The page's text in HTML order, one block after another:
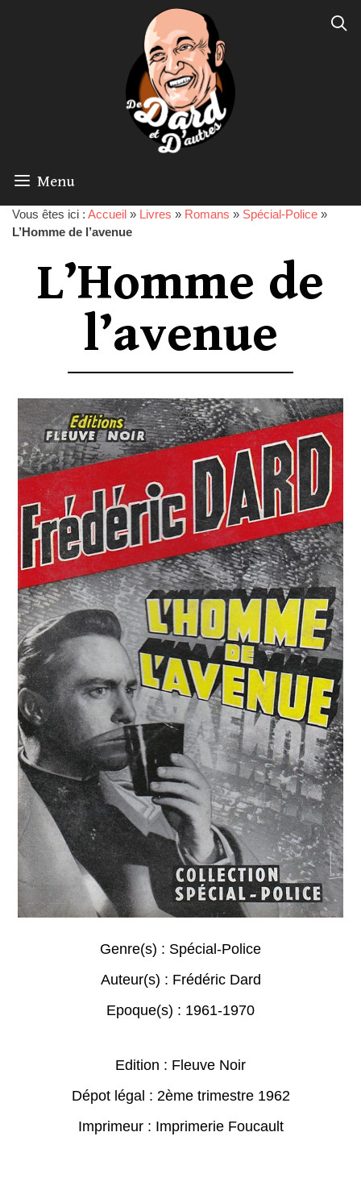
Menu
Vous êtes ici : Accueil » Livres » Romans » Spécial-Police »
L’Homme de l’avenue
L’Homme de
l’avenue
Genre(s) : Spécial-Police
Auteur(s) : Frédéric Dard
Epoque(s) : 1961-1970
Edition : Fleuve Noir
Dépot légal : 2ème trimestre 1962
Imprimeur : Imprimerie Foucault